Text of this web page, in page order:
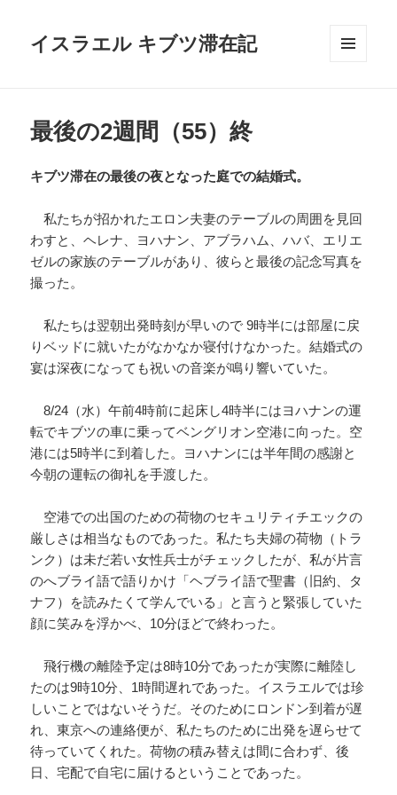
イスラエル キブツ滞在記
最後の2週間（55）終
キブツ滞在の最後の夜となった庭での結婚式。
私たちが招かれたエロン夫妻のテーブルの周囲を見回
わすと、ヘレナ、ヨハナン、アブラハム、ハバ、エリエ
ゼルの家族のテーブルがあり、彼らと最後の記念写真を
撮った。
私たちは翌朝出発時刻が早いので 9時半には部屋に戻
りベッドに就いたがなかなか寝付けなかった。結婚式の
宴は深夜になっても祝いの音楽が鳴り響いていた。
8/24（水）午前4時前に起床し4時半にはヨハナンの運
転でキブツの車に乗ってベングリオン空港に向った。空
港には5時半に到着した。ヨハナンには半年間の感謝と
今朝の運転の御礼を手渡した。
空港での出国のための荷物のセキュリティチエックの
厳しさは相当なものであった。私たち夫婦の荷物（トラ
ンク）は未だ若い女性兵士がチェックしたが、私が片言
のへブライ語で語りかけ「ヘブライ語で聖書（旧約、タ
ナフ）を読みたくて学んでいる」と言うと緊張していた
顔に笑みを浮かべ、10分ほどで終わった。
飛行機の離陸予定は8時10分であったが実際に離陸し
たのは9時10分、1時間遅れであった。イスラエルでは珍
しいことではないそうだ。そのためにロンドン到着が遅
れ、東京への連絡便が、私たちのために出発を遅らせて
待っていてくれた。荷物の積み替えは間に合わず、後
日、宅配で自宅に届けるということであった。